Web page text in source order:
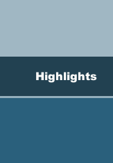
Highlights